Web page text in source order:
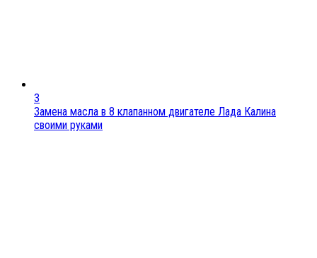
3
Замена масла в 8 клапанном двигателе Лада Калина
своими руками